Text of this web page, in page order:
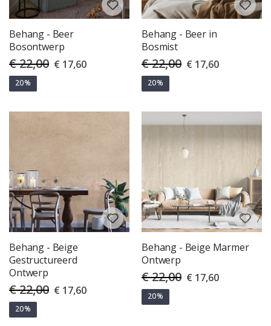
Behang - Beer
Bosontwerp
€ 22,00 Special
Price
€ 17,60
20%
Behang - Beer in
Bosmist
€ 22,00 Special
Price
€ 17,60
20%
Behang - Beige
Gestructureerd
Ontwerp
€ 22,00 Special
Price
€ 17,60
20%
Behang - Beige Marmer
Ontwerp
€ 22,00 Special
Price
€ 17,60
20%